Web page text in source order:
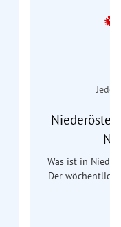
Was ist in
Der